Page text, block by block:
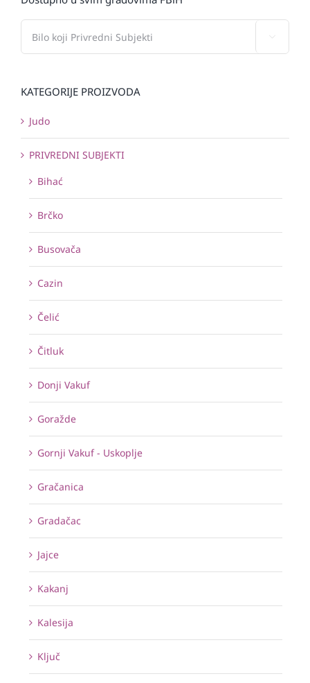
KATEGORIJE PROIZVODA
Judo
PRIVREDNI SUBJEKTI
Bihać
Brčko
Busovača
Cazin
Čelić
Čitluk
Donji Vakuf
Goražde
Gornji Vakuf - Uskoplje
Gračanica
Gradačac
Jajce
Kakanj
Kalesija
Ključ